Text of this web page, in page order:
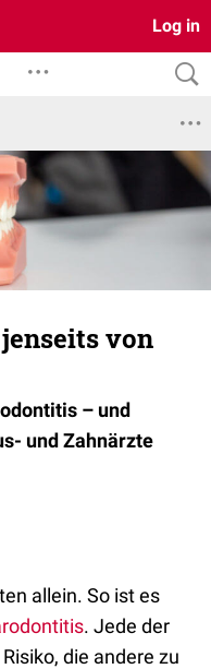
Log in
von
– und
und Zahnärzte
allein. So ist es
. Jede der
die andere zu